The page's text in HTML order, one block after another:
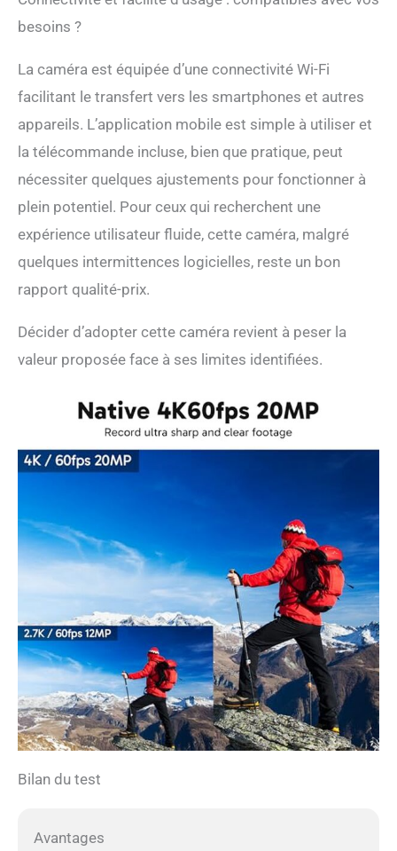
besoins ?
La caméra est équipée d’une connectivité Wi-Fi
facilitant le transfert vers les smartphones et autres
appareils. L’application mobile est simple à utiliser et
la télécommande incluse, bien que pratique, peut
nécessiter quelques ajustements pour fonctionner à
plein potentiel. Pour ceux qui recherchent une
expérience utilisateur fluide, cette caméra, malgré
quelques intermittences logicielles, reste un bon
rapport qualité-prix.
Décider d’adopter cette caméra revient à peser la
valeur proposée face à ses limites identifiées.
Bilan du test
Avantages